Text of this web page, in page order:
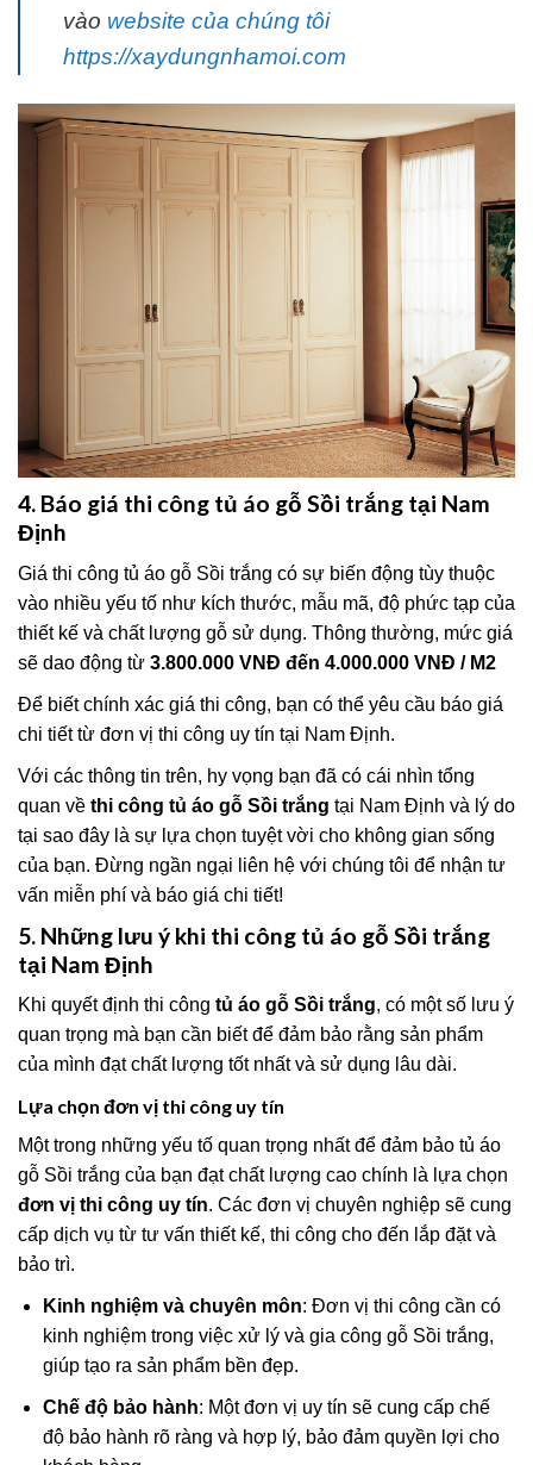
vào website của chúng tôi
https://xaydungnhamoi.com
4. Báo giá thi công tủ áo gỗ Sồi trắng tại Nam
Định
Giá thi công tủ áo gỗ Sồi trắng có sự biến động tùy thuộc
vào nhiều yếu tố như kích thước, mẫu mã, độ phức tạp của
thiết kế và chất lượng gỗ sử dụng. Thông thường, mức giá
sẽ dao động từ 3.800.000 VNĐ đến 4.000.000 VNĐ / M2
Để biết chính xác giá thi công, bạn có thể yêu cầu báo giá
chi tiết từ đơn vị thi công uy tín tại Nam Định.
Với các thông tin trên, hy vọng bạn đã có cái nhìn tổng
quan về thi công tủ áo gỗ Sồi trắng tại Nam Định và lý do
tại sao đây là sự lựa chọn tuyệt vời cho không gian sống
của bạn. Đừng ngần ngại liên hệ với chúng tôi để nhận tư
vấn miễn phí và báo giá chi tiết!
5. Những lưu ý khi thi công tủ áo gỗ Sồi trắng
tại Nam Định
Khi quyết định thi công tủ áo gỗ Sồi trắng, có một số lưu ý
quan trọng mà bạn cần biết để đảm bảo rằng sản phẩm
của mình đạt chất lượng tốt nhất và sử dụng lâu dài.
Lựa chọn đơn vị thi công uy tín
Một trong những yếu tố quan trọng nhất để đảm bảo tủ áo
gỗ Sồi trắng của bạn đạt chất lượng cao chính là lựa chọn
đơn vị thi công uy tín. Các đơn vị chuyên nghiệp sẽ cung
cấp dịch vụ từ tư vấn thiết kế, thi công cho đến lắp đặt và
bảo trì.
Kinh nghiệm và chuyên môn: Đơn vị thi công cần có
kinh nghiệm trong việc xử lý và gia công gỗ Sồi trắng,
giúp tạo ra sản phẩm bền đẹp.
Chế độ bảo hành: Một đơn vị uy tín sẽ cung cấp chế
độ bảo hành rõ ràng và hợp lý, bảo đảm quyền lợi cho